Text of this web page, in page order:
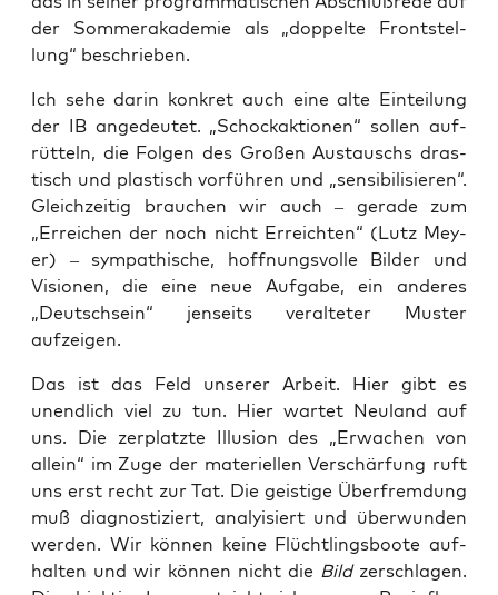
der Som­mer­aka­de­mie als „dop­pel­te Front­stel­
lung“ beschrieben.
Ich sehe dar­in kon­kret auch eine alte Ein­tei­lung
der IB ange­deu­tet. „Schock­ak­tio­nen“ sol­len auf­
rüt­teln, die Fol­gen des Gro­ßen Aus­tauschs dras­
tisch und plas­tisch vor­füh­ren und „sen­si­bi­li­sie­ren“.
Gleich­zei­tig brau­chen wir auch – gera­de zum
„Errei­chen der noch nicht Erreich­ten“ (Lutz Mey­
er) – sym­pa­thi­sche, hoff­nungs­vol­le Bil­der und
Visio­nen, die eine neue Auf­ga­be, ein ande­res
„Deutsch­sein“ jen­seits ver­al­te­ter Mus­ter
aufzeigen.
Das ist das Feld unse­rer Arbeit. Hier gibt es
unend­lich viel zu tun. Hier war­tet Neu­land auf
uns. Die zer­platz­te Illu­si­on des „Erwa­chen von
allein“ im Zuge der mate­ri­el­len Ver­schär­fung ruft
uns erst recht zur Tat. Die geis­ti­ge Über­frem­dung
muß dia­gnos­ti­ziert, ana­ly­isiert und über­wun­den
wer­den. Wir kön­nen kei­ne Flücht­lings­boo­te auf­
hal­ten und wir kön­nen nicht die Bildzer­schla­gen.